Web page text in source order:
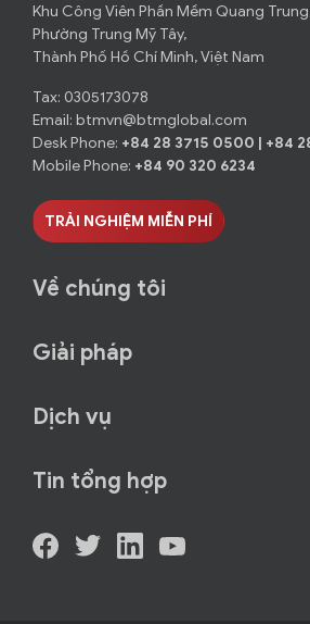
Khu Công Viên Phần Mềm Quang
Phường Trung Mỹ Tây,
Thành Phố Hồ Chí Minh, Việt Nam
Tax: 0305173078
Email: btmvn@btmglobal.com
Desk Phone: +84 28 3715 0500 | +84
Mobile Phone: +84 90 320 6234
TRẢI NGHIỆM MIỄN PHÍ
Về chúng tôi
Giải pháp
Dịch vụ
Tin tổng hợp